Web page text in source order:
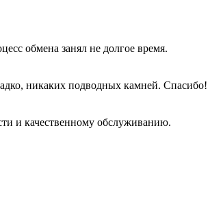
обмена занял не долгое время.
никаких подводных камней. Спасибо!
и качественному обслуживанию.